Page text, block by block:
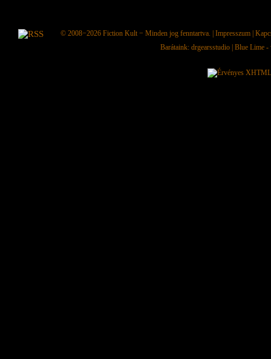
© 2008−2026 Fiction Kult − Minden jog fenntartva. | Impresszum
Barátaink: drgearsstudio Blue Lime -